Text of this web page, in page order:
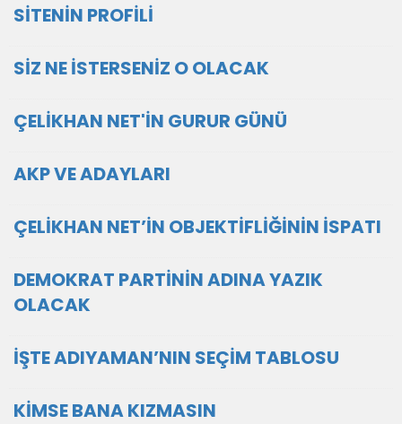
SİTENİN PROFİLİ
SİZ NE İSTERSENİZ O OLACAK
ÇELİKHAN NET'İN GURUR GÜNÜ
AKP VE ADAYLARI
ÇELİKHAN NET’İN OBJEKTİFLİĞİNİN İSPATI
DEMOKRAT PARTİNİN ADINA YAZIK
OLACAK
İŞTE ADIYAMAN’NIN SEÇİM TABLOSU
KİMSE BANA KIZMASIN